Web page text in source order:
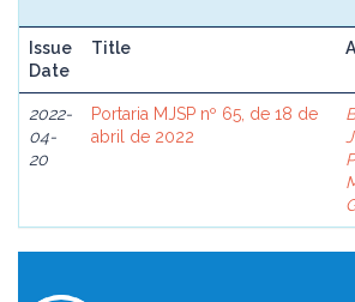
Issue
Date
Title
2022-
04-
20
Portaria MJSP nº 65, de 18 de
abril de 2022